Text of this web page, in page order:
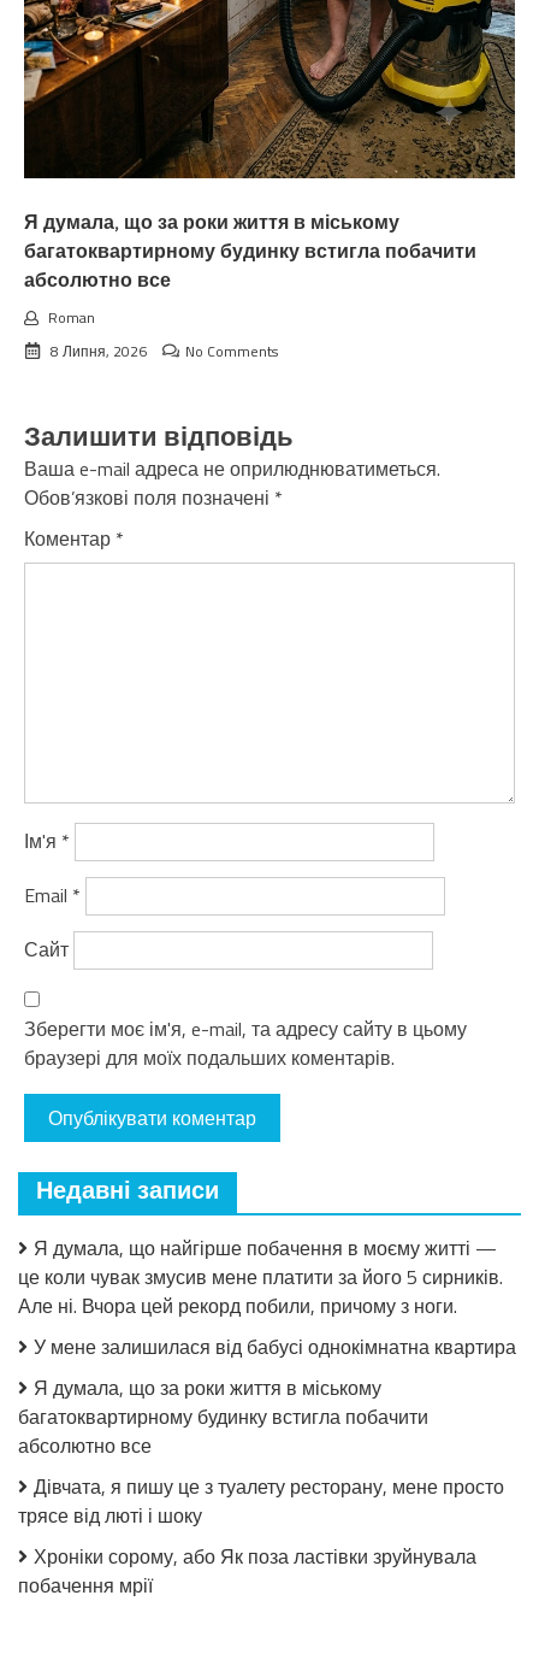
Я думала, що за роки життя в міському
багатоквартирному будинку встигла побачити
абсолютно все
Roman
8 Липня, 2026
No Comments
Залишити відповідь
Ваша e-mail адреса не оприлюднюватиметься.
Обов’язкові поля позначені *
Коментар *
Ім'я *
Email *
Сайт
Зберегти моє ім'я, e-mail, та адресу сайту в цьому
браузері для моїх подальших коментарів.
Недавні записи
Я думала, що найгірше побачення в моєму житті —
це коли чувак змусив мене платити за його 5 сирників.
Але ні. Вчора цей рекорд побили, причому з ноги.
У мене залишилася від бабусі однокімнатна квартира
Я думала, що за роки життя в міському
багатоквартирному будинку встигла побачити
абсолютно все
Дівчата, я пишу це з туалету ресторану, мене просто
трясе від люті і шоку
Хроніки сорому, або Як поза ластівки зруйнувала
побачення мрії